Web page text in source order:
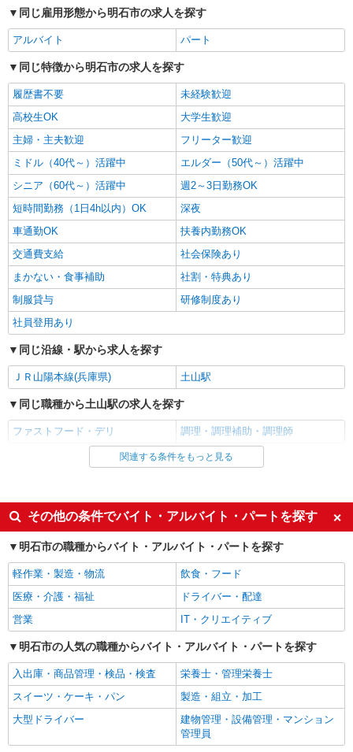
ート田中 1F
すき家 2国明石魚住店
すき家の店舗スタッフ（接客・調理・清掃な
ど）
時給1,180円 ※22:00〜翌5:00：時給1,475円 ※
高校生時給1,150円 ※早朝手当（5:00〜9:00）時給
＋150円
兵庫県明石市魚住町金ヶ崎324-1
キープ
アルバイト
すき家 明石大久保IC店
すき家の店舗スタッフ（接客・調理・清掃な
キープ
アルバイト パート
なか卯 250号明石魚住店
接客・調理スタッフ（簡単な接客・調理・清
掃・など）
キープ 詳細を見る
アルバイト パート
なか卯 2国明石大久保店
接客・調理スタッフ（簡単な接客・調理・清
キープ 詳細を見る
アルバイト
丸亀製麺明石大久保店
同じ雇用形態から明石市の求人を探す
アルバイト パート
同じ特徴から明石市の求人を探す
履歴書不要
未経験歓迎
高校生OK
大学生歓迎
主婦・主夫歓迎
フリーター歓迎
ミドル（40代～）活躍中
エルダー（50代～）活躍中
シニア（60代～）活躍中
週2～3日勤務OK
短時間勤務（1日4h以内）OK
深夜
車通勤OK
扶養内勤務OK
交通費支給
社会保険あり
まかない・食事補助
社割・特典あり
制服貸与
研修制度あり
社員登用あり
同じ沿線・駅から求人を探す
ＪＲ山陽本線(兵庫県) 土山駅
同じ職種から土山駅の求人を探す
ファストフード・デリ 調理・調理補助・調理師
同じ雇用形態から土山駅の求人を探す
同じ特徴から土山駅の求人を探す
履歴書不要
未経験歓迎
高校生OK
大学生歓迎
主婦・主夫歓迎
フリーター歓迎
ミドル（40代～）活躍中
エルダー（50代～）活躍中
シニア（60代～）活躍中
週2～3日勤務OK
短時間勤務（1日4h以内）OK
深夜
車通勤OK
扶養内勤務OK
交通費支給
社会保険あり
まかない・食事補助
社割・特典あり
制服貸与
研修制度あり
関連する条件をもっと見る
その他の条件でバイト・アルバイト・パートを探す
明石市の職種からバイト・アルバイト・パートを探す
軽作業・製造・物流
飲食・フード
医療・介護・福祉
ドライバー・配達
営業
IT・クリエイティブ
明石市の人気の職種からバイト・アルバイト・パートを探す
入出庫・商品管理・検品・検査
栄養士・管理栄養士
スイーツ・ケーキ・パン
製造・組立・加工
大型ドライバー
建物管理・設備管理・マンション
管理員